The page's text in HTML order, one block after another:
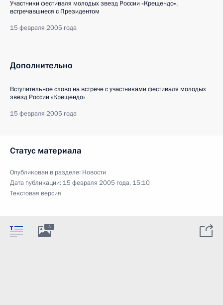
Участники фестиваля молодых звезд России «Крещендо»,
встречавшиеся с Президентом
15 февраля 2005 года
Дополнительно
Вступительное слово на встрече с участниками фестиваля молодых
звезд России «Крещендо»
15 февраля 2005 года
Статус материала
Опубликован в разделе: Новости
Дата публикации: 15 февраля 2005 года, 15:10
Текстовая версия
3